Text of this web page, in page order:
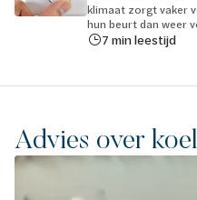
klimaat zorgt vaker
hun beurt dan weer
7 min leestijd
Advies over